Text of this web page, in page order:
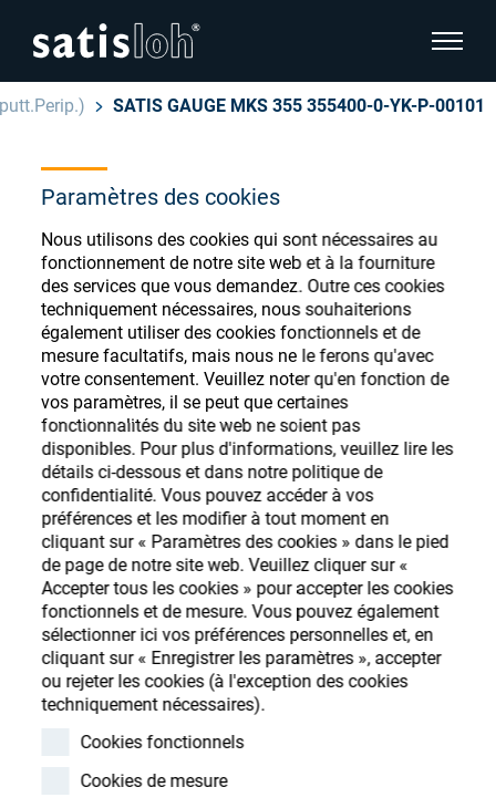
Paramètres des cookies
Nous utilisons des cookies qui sont nécessaires au
fonctionnement de notre site web et à la fourniture
des services que vous demandez. Outre ces cookies
techniquement nécessaires, nous souhaiterions
également utiliser des cookies fonctionnels et de
mesure facultatifs, mais nous ne le ferons qu'avec
votre consentement. Veuillez noter qu'en fonction de
vos paramètres, il se peut que certaines
fonctionnalités du site web ne soient pas
disponibles. Pour plus d'informations, veuillez lire les
détails ci-dessous et dans notre politique de
confidentialité. Vous pouvez accéder à vos
préférences et les modifier à tout moment en
cliquant sur « Paramètres des cookies » dans le pied
de page de notre site web. Veuillez cliquer sur «
Accepter tous les cookies » pour accepter les cookies
fonctionnels et de mesure. Vous pouvez également
sélectionner ici vos préférences personnelles et, en
cliquant sur « Enregistrer les paramètres », accepter
ou rejeter les cookies (à l'exception des cookies
techniquement nécessaires).
Cookies fonctionnels
Cookies de mesure
afficher
Français
Ophtalmique
Optique de précision
Qui sommes-nous ?
Carrière
Ressources
Contact
Store
cacher la navigation de la page
English
Deutsch
Español
汉语
SATIS GAUGE MKS 355 355400-0-YK-P-00101
Magasin de
consommables
ophtalmiques
Enregistrez-vous ou connectez-vous pour
accéder à vos comptes et découvrir notre
large gamme de consommables ophtalmiques
S'enregistrer Login
SATIS GAUGE MKS 355
355400-0-YK-P-00101